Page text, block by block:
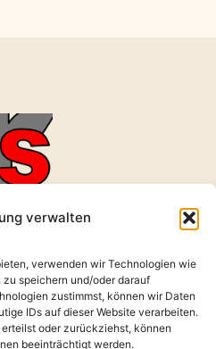
verwalten
verwenden wir Technologien wie
speichern und/oder darauf
zustimmst, können wir Daten
IDs auf dieser Website verarbeiten.
oder zurückziehst, können
beeinträchtigt werden.
Zurück nach
hamm.de
08:00 - 17:00 Uhr